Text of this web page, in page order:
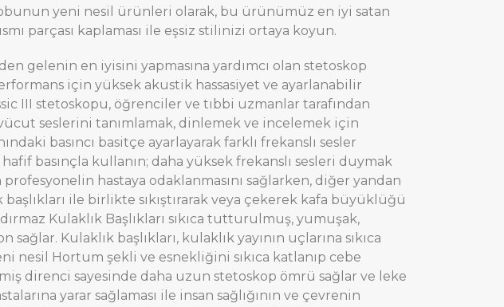
yeni nesil ürünleri olarak, bu ürünümüz en iyi satan
parçası kaplaması ile eşsiz stilinizi ortaya koyun.
gelenin en iyisini yapmasına yardımcı olan stetoskop
için yüksek akustik hassasiyet ve ayarlanabilir
III stetoskopu, öğrenciler ve tıbbi uzmanlar tarafından
seslerini tanımlamak, dinlemek ve incelemek için
basıncı basitçe ayarlayarak farklı frekanslı sesler
basınçla kullanın; daha yüksek frekanslı sesleri duymak
hastaya odaklanmasını sağlarken, diğer yandan
ile birlikte sıkıştırarak veya çekerek kafa büyüklüğü
Kulaklık Başlıkları sıkıca tutturulmuş, yumuşak,
Kulaklık başlıkları, kulaklık yayının uçlarına sıkıca
nesil Hortum şekli ve esnekliğini sıkıca katlanıp cebe
direnci sayesinde daha uzun stetoskop ömrü sağlar ve leke
yarar sağlaması ile insan sağlığının ve çevrenin